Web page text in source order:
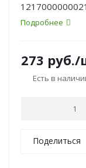
Подробнее
273 руб./
Есть в
Поделиться